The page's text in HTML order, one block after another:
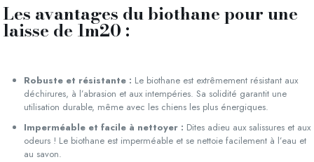
Les avantages du biothane pour une
laisse de 1m20 :
Robuste et résistante : Le biothane est extrêmement résistant aux
déchirures, à l’abrasion et aux intempéries. Sa solidité garantit une
utilisation durable, même avec les chiens les plus énergiques.
Imperméable et facile à nettoyer : Dites adieu aux salissures et aux
odeurs ! Le biothane est imperméable et se nettoie facilement à l’eau et
au savon.